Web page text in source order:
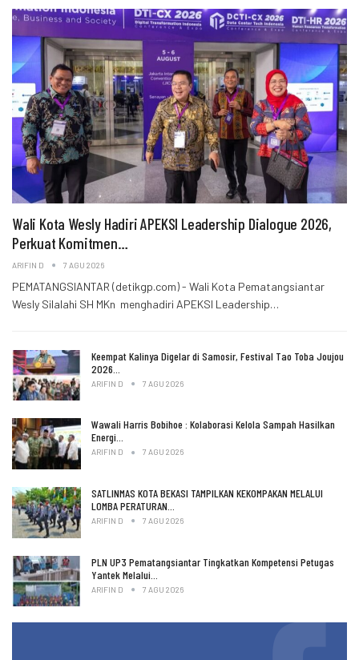
Wali Kota Wesly Hadiri APEKSI Leadership Dialogue 2026,
Perkuat Komitmen…
ARIFIN D 7 AGU 2026
PEMATANGSIANTAR (detikgp.com) - Wali Kota Pematangsiantar
Wesly Silalahi SH MKn menghadiri APEKSI Leadership…
Keempat Kalinya Digelar di Samosir, Festival Tao Toba Joujou
2026…
ARIFIN D 7 AGU 2026
Wawali Harris Bobihoe : Kolaborasi Kelola Sampah Hasilkan
Energi…
ARIFIN D 7 AGU 2026
SATLINMAS KOTA BEKASI TAMPILKAN KEKOMPAKAN MELALUI
LOMBA PERATURAN…
ARIFIN D 7 AGU 2026
PLN UP3 Pematangsiantar Tingkatkan Kompetensi Petugas
Yantek Melalui…
ARIFIN D 7 AGU 2026